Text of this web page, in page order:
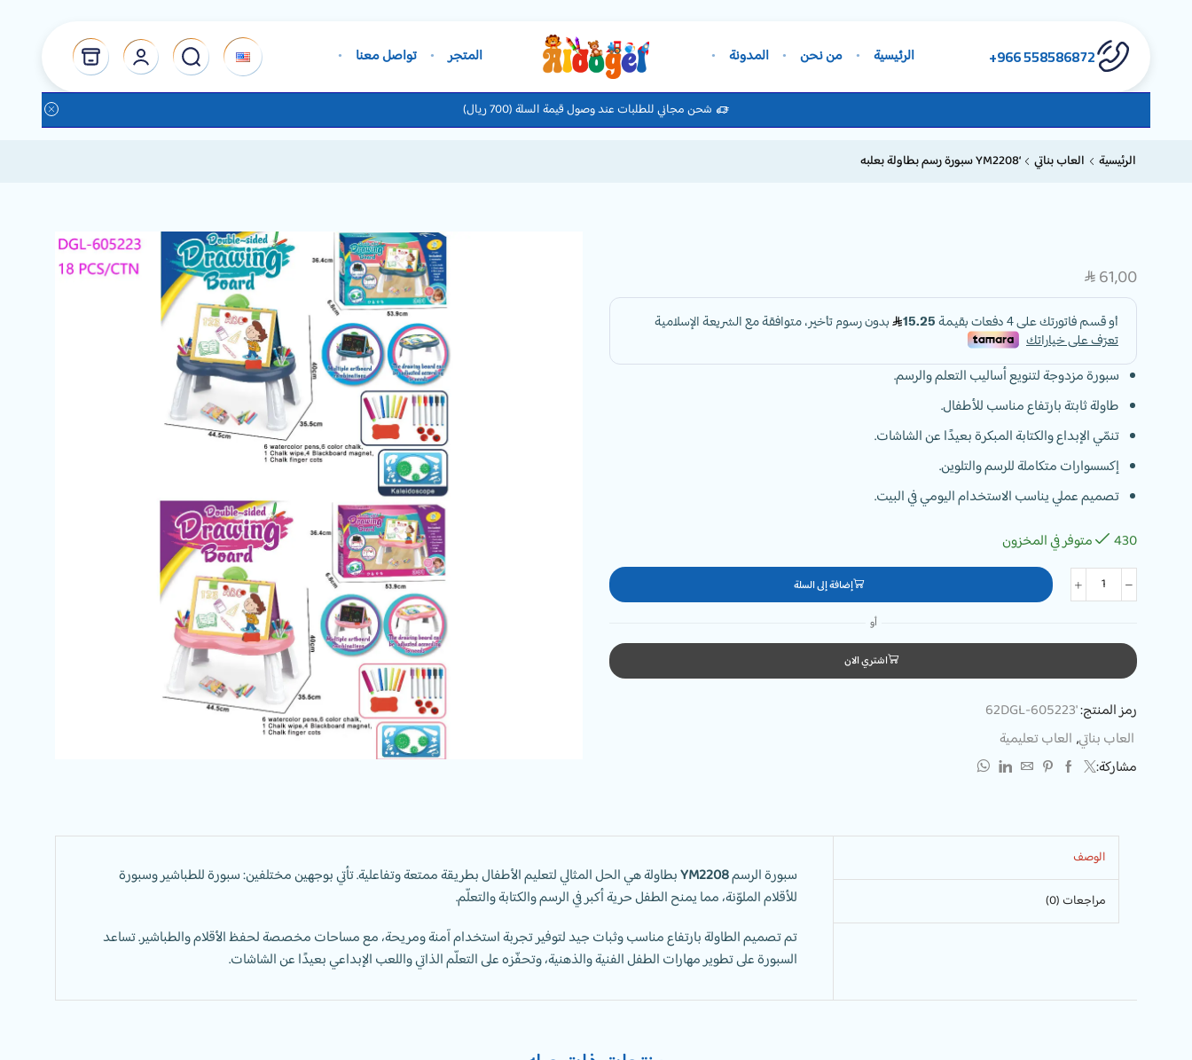
558586872 966+ الرئيسية من نحن المدونة المتجر تواصل معنا
شحن مجاني للطلبات عند وصول قيمة السلة (700 ريال)
الرئيسية العاب بناتي ‘YM2208 سبورة رسم بطاولة بعلبه
SAR 61,00
سبورة مزدوجة لتنويع أساليب التعلم والرسم.
طاولة ثابتة بارتفاع مناسب للأطفال.
تنمّي الإبداع والكتابة المبكرة بعيدًا عن الشاشات.
إكسسوارات متكاملة للرسم والتلوين.
تصميم عملي يناسب الاستخدام اليومي في البيت.
430 متوفر في المخزون
إضافة إلى السلة
أو
اشتري الان
رمز المنتج:'62DGL-605223
العاب بناتي, العاب تعليمية
مشاركة:
الوصف
مراجعات (0)
سبورة الرسمYM2208بطاولة هي الحل المثالي لتعليم الأطفال بطريقة ممتعة وتفاعلية. تأتي بوجهين مختلفين: سبورة للطباشير وسبورة
للأقلام الملوّنة، مما يمنح الطفل حرية أكبر في الرسم والكتابة والتعلّم.
تم تصميم الطاولة بارتفاع مناسب وثبات جيد لتوفير تجربة استخدام آمنة ومريحة، مع مساحات مخصصة لحفظ الأقلام والطباشير. تساعد
السبورة على تطوير مهارات الطفل الفنية والذهنية، وتحفّزه على التعلّم الذاتي واللعب الإبداعي بعيدًا عن الشاشات.